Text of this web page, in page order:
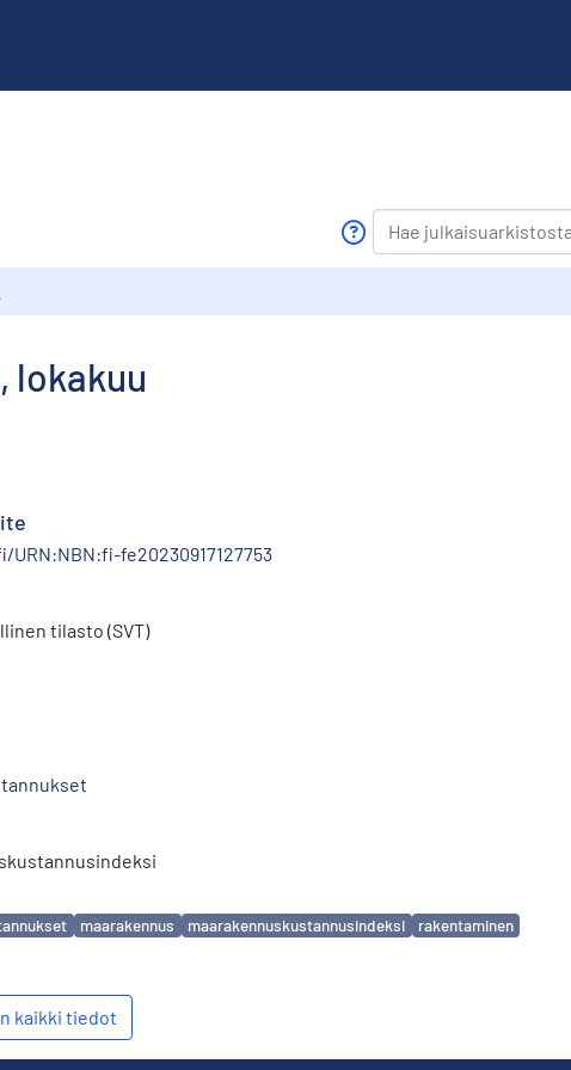
lokakuu
fe20230917127753
tilasto (SVT)
maarakennus maarakennuskustannusindeksi rakentaminen
kaikki tiedot